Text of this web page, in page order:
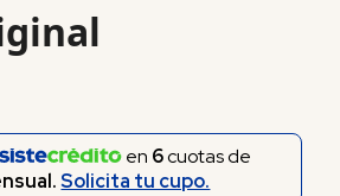
en 6cuotas de
Solicita tu cupo.